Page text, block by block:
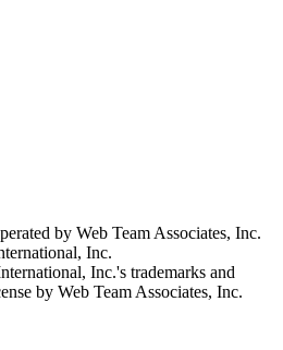
by Web Team Associates, Inc.
Inc.
Inc.'s trademarks and
by Web Team Associates, Inc.